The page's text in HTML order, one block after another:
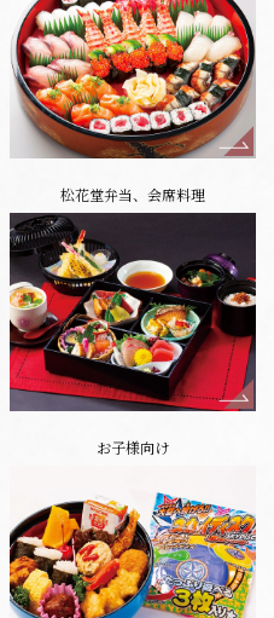
松花堂弁当、会席料理
お子様向け